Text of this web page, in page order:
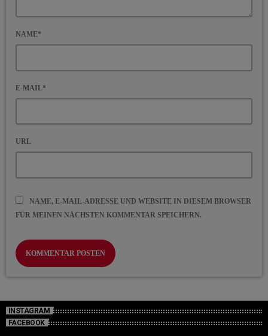
NAME*
E-MAIL*
URL
NAME, E-MAIL-ADRESSE UND WEBSITE IN DIESEM BROWSER
FÜR MEINEN NÄCHSTEN KOMMENTAR SPEICHERN.
INSTAGRAM
FACEBOOK